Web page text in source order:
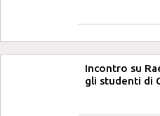
Incontro su
gli studenti di